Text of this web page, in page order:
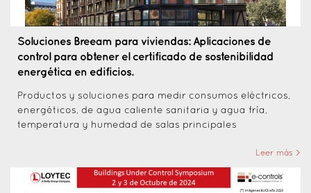
Soluciones Breeam para viviendas: Aplicaciones de
control para obtener el certificado de sostenibilidad
energética en edificios.
Productos y soluciones para medir consumos eléctricos,
energéticos, de agua caliente sanitaria y agua fría,
temperatura y humedad de salas principales
Leer más >